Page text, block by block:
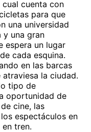
cuenta con
para que
una universidad
y una gran
espera un lugar
cada esquina.
en las barcas
la ciudad.
tipo de
oportunidad de
cine, las
espectáculos en
tren.